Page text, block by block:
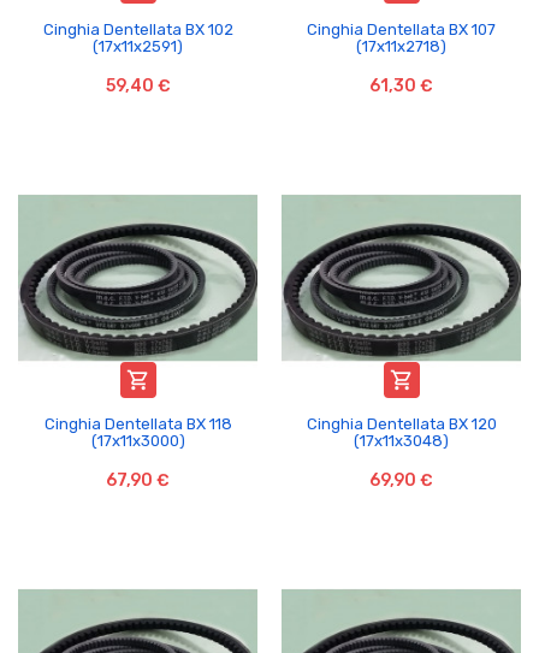
Cinghia Dentellata BX 102
(17x11x2591)
59,40 €
Cinghia Dentellata BX 107
(17x11x2718)
61,30 €

Cinghia Dentellata BX 118
(17x11x3000)
67,90 €

Cinghia Dentellata BX 120
(17x11x3048)
69,90 €